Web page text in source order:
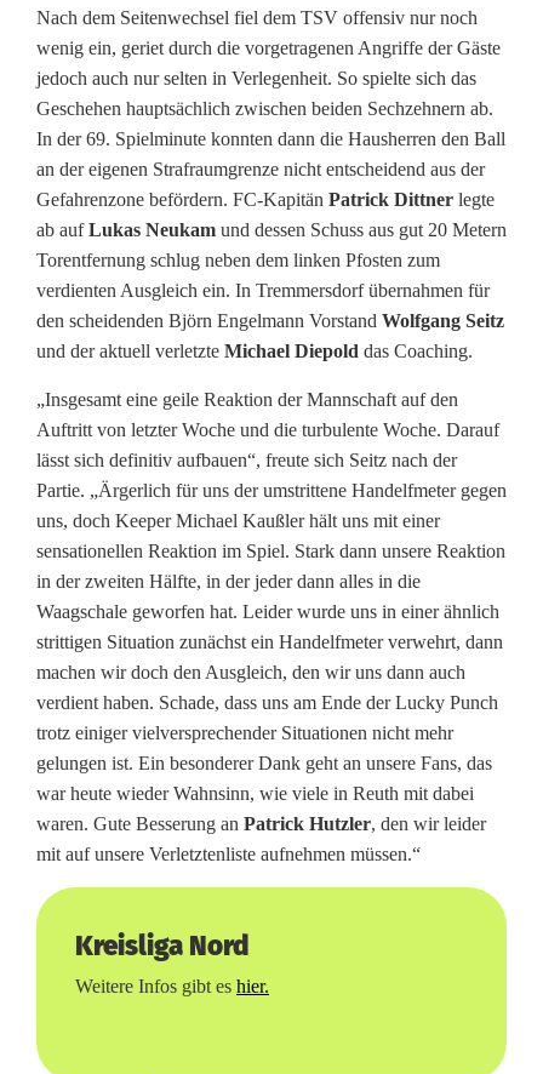
Nach dem Seitenwechsel fiel dem TSV offensiv nur noch
wenig ein, geriet durch die vorgetragenen Angriffe der Gäste
jedoch auch nur selten in Verlegenheit. So spielte sich das
Geschehen hauptsächlich zwischen beiden Sechzehnern ab.
In der 69. Spielminute konnten dann die Hausherren den Ball
an der eigenen Strafraumgrenze nicht entscheidend aus der
Gefahrenzone befördern. FC-Kapitän Patrick Dittner legte
ab aufLukas Neukam und dessen Schuss aus gut 20 Metern
Torentfernung schlug neben dem linken Pfosten zum
verdienten Ausgleich ein. In Tremmersdorf übernahmen für
den scheidenden Björn Engelmann Vorstand Wolfgang Seitz
und der aktuell verletzte Michael Diepold das Coaching.
„Insgesamt eine geile Reaktion der Mannschaft auf den
Auftritt von letzter Woche und die turbulente Woche. Darauf
lässt sich definitiv aufbauen“, freute sich Seitz nach der
Partie. „Ärgerlich für uns der umstrittene Handelfmeter gegen
uns, doch Keeper Michael Kaußler hält uns mit einer
sensationellen Reaktion im Spiel. Stark dann unsere Reaktion
in der zweiten Hälfte, in der jeder dann alles in die
Waagschale geworfen hat. Leider wurde uns in einer ähnlich
strittigen Situation zunächst ein Handelfmeter verwehrt, dann
machen wir doch den Ausgleich, den wir uns dann auch
verdient haben. Schade, dass uns am Ende der Lucky Punch
trotz einiger vielversprechender Situationen nicht mehr
gelungen ist. Ein besonderer Dank geht an unsere Fans, das
war heute wieder Wahnsinn, wie viele in Reuth mit dabei
waren. Gute Besserung an Patrick Hutzler, den wir leider
mit auf unsere Verletztenliste aufnehmen müssen.“
Kreisliga Nord
Weitere Infos gibt es hier.